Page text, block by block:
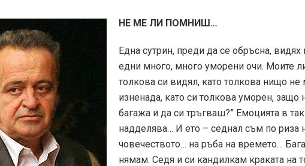
НЕ МЕ ЛИ ПОМНИШ…
Една сутрин, преди да се обръсна, видях
едни много, много уморени очи. Моите ли
толкова си видял, като толкова нищо не
изненада, като си толкова уморен, защо
багажа и да си тръгваш?” Емоцията в
надделява… И ето – седнал съм по риза
човечеството… на ръба на времето…
нямам. Седя и си кандилкам краката на